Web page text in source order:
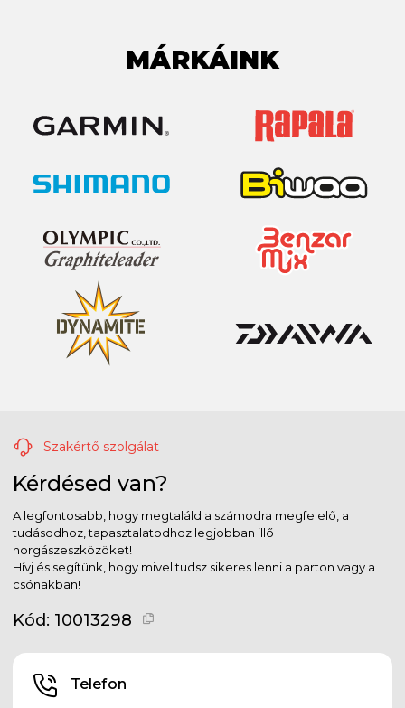
MÁRKÁINK
Szakértő szolgálat
Kérdésed van?
A legfontosabb, hogy megtaláld a számodra megfelelő, a
tudásodhoz, tapasztalatodhoz legjobban illő
horgászeszközöket!
Hívj és segítünk, hogy mivel tudsz sikeres lenni a parton vagy a
csónakban!
Kód: 10013298
Telefon